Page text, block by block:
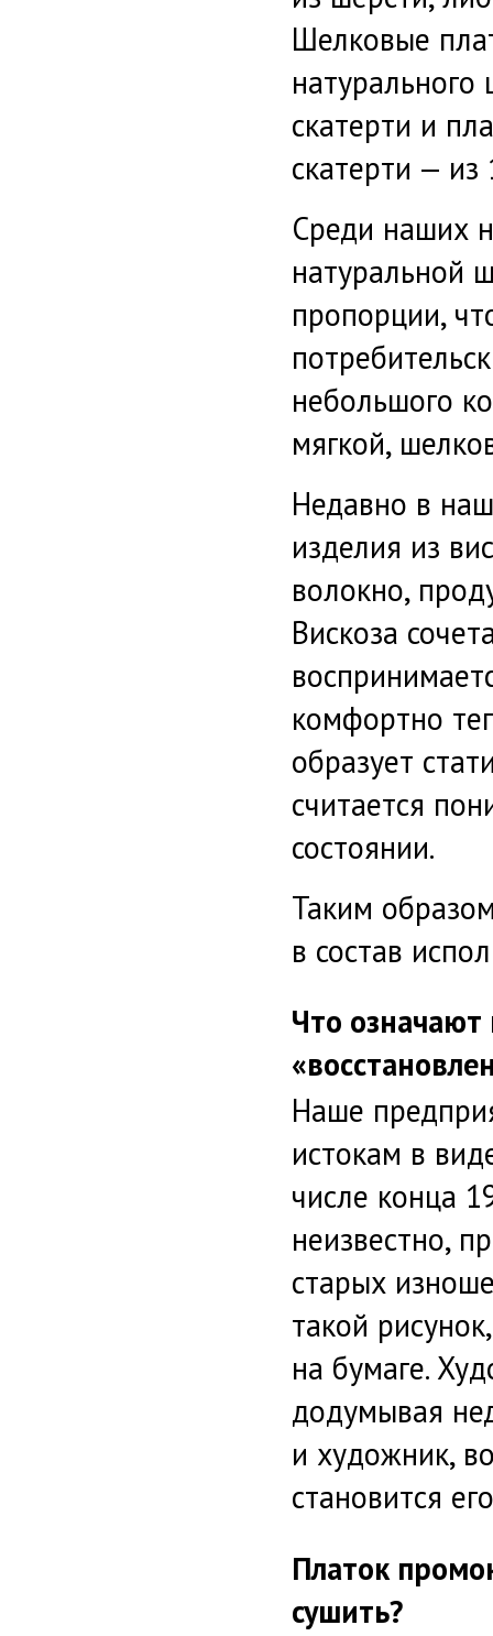
Шелковые
скатерти и
скатерти — из
Среди наших
натуральной
пропорции,
небольшого
мягкой,
Недавно в
изделия из
волокно,
Вискоза
комфортно
образует
считается
состоянии.
Таким
в состав
Что
Наше
истокам в
числе конца
неизвестно,
старых
такой
на бумаге.
додумывая
и художник,
становится
Платок
сушить?